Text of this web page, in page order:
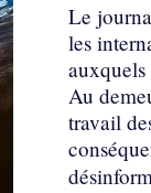
Le
les
Au
travail